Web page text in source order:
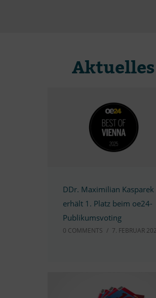
Aktuelles
DDr. Ma­xi­mi­lian Kas­pa­rek
er­hält 1. Platz beim oe24-
Publikumsvoting
0 COMM­ENTS / 7. FE­BRUAR